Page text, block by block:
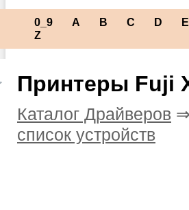
0_9 A B C D E
Z
Принтеры Fuji
Каталог Драйверов ⇒
список устройств